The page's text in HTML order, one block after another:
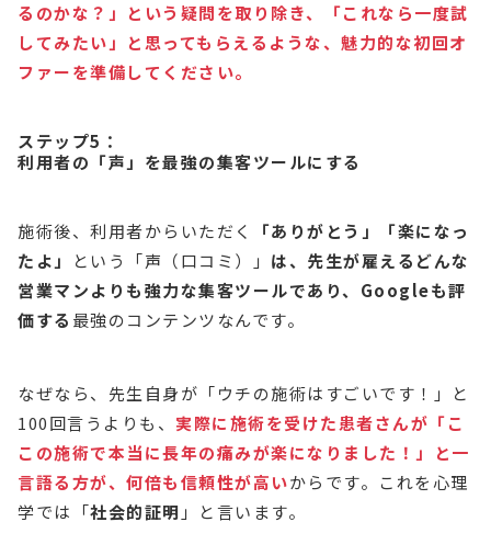
るのかな？」という疑問を取り除き、「これなら一度試
してみたい」と思ってもらえるような、魅力的な初回オ
ファーを準備してください。
ステップ5：
利用者の「声」を最強の集客ツールにする
施術後、利用者からいただく
「ありがとう」「楽になっ
たよ」
という「声（口コミ）」 は、先生が雇えるどんな
営業マンよりも強力な集客ツールであり、Googleも評
価する 最強のコンテンツなんです。
なぜなら、先生自身が「ウチの施術はすごいです！」と
100回言うよりも、 実際に施術を受けた患者さんが「こ
この施術で本当に長年の痛みが楽になりました！」と一
言語る方が、何倍も信頼性が高いからです。これを心理
学では「社会的証明 」と言います。